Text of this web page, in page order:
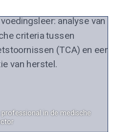
in de medische